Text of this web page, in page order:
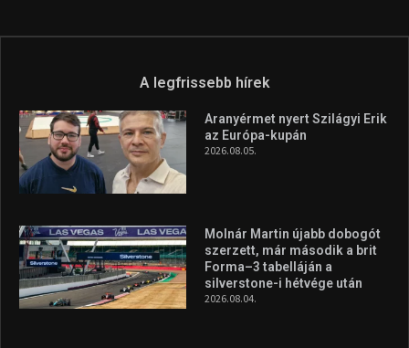
A legfrissebb hírek
Aranyérmet nyert Szilágyi Erik
az Európa-kupán
2026.08.05.
Molnár Martin újabb dobogót
szerzett, már második a brit
Forma–3 tabelláján a
silverstone-i hétvége után
2026.08.04.